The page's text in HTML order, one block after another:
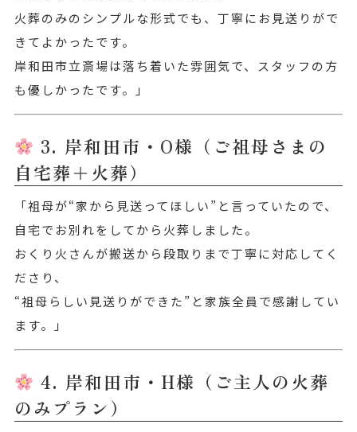
火葬のみのシンプルな形式でも、丁寧にお見送りがで
きてよかったです。
岸和田市立斎場は落ち着いた雰囲気で、スタッフの方
も優しかったです。」
3. 岸和田市・O様（ご祖母さまの
自宅葬＋火葬）
「祖母が“家から見送ってほしい”と言っていたので、
自宅でお別れをしてから火葬しました。
おくり火さんが搬送から段取りまで丁寧に対応してく
ださり、
“祖母らしい見送りができた”と家族全員で感謝してい
ます。」
4. 岸和田市・H様（ご主人の火葬
のみプラン）